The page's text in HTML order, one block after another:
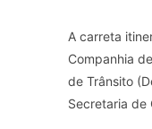
A carreta
Companhia
de Trânsito
Secretaria de